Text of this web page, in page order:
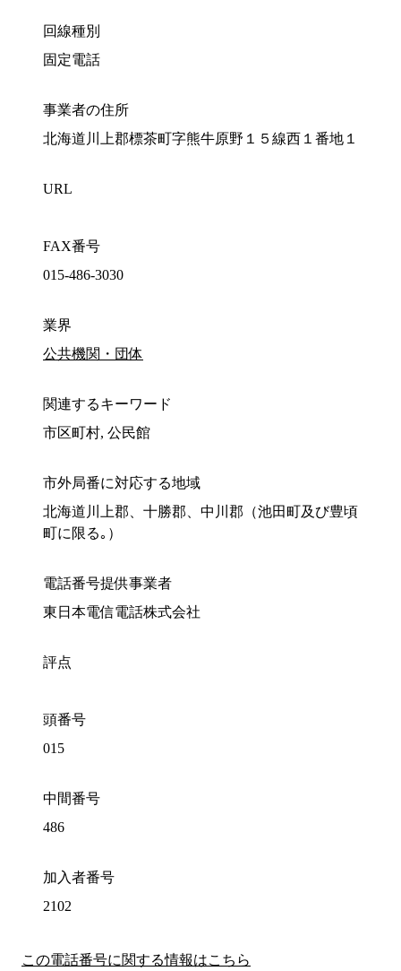
回線種別
固定電話
事業者の住所
北海道川上郡標茶町字熊牛原野１５線西１番地１
URL
FAX番号
015-486-3030
業界
公共機関・団体
関連するキーワード
市区町村, 公民館
市外局番に対応する地域
北海道川上郡、十勝郡、中川郡（池田町及び豊頃
町に限る｡）
電話番号提供事業者
東日本電信電話株式会社
評点
頭番号
015
中間番号
486
加入者番号
2102
この電話番号に関する情報はこちら